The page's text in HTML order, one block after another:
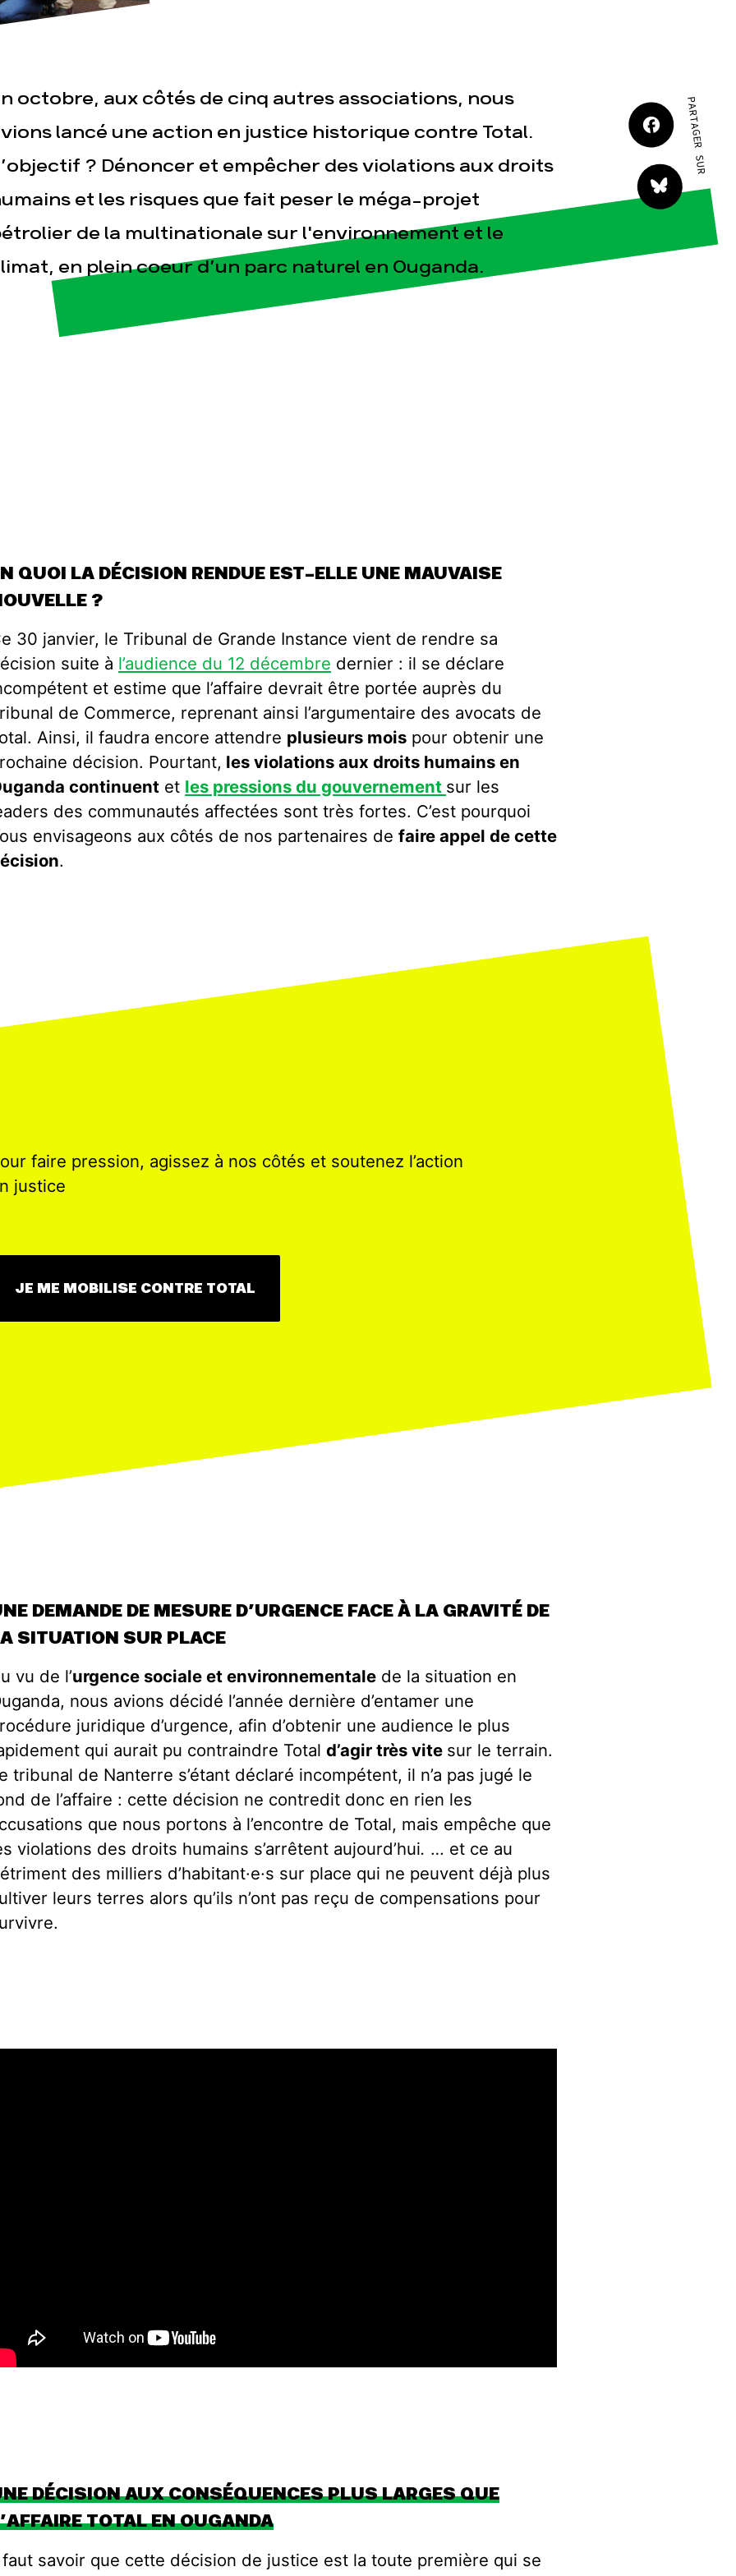
Publications Contact
octobre, aux côtés de cinq autres associations, nous
lancé une action en justice historique contre Total.
? Dénoncer et empêcher des violations aux droits
et les risques que fait peser le méga-projet
de la multinationale sur l'environnement et le
en plein coeur d’un parc naturel en Ouganda.
PARTAGER SUR
QUOI LA DÉCISION RENDUE EST-ELLE UNE MAUVAISE
?
30 janvier, le Tribunal de Grande Instance vient de rendre sa
suite à l’audience du 12 décembre dernier : il se déclare
et estime que l’affaire devrait être portée auprès du
de Commerce, reprenant ainsi l’argumentaire des avocats de
Ainsi, il faudra encore attendre plusieurs mois pour obtenir une
décision. Pourtant, les violations aux droits humains en
continuent et les pressions du gouvernement sur les
des communautés affectées sont très fortes. C’est pourquoi
envisageons aux côtés de nos partenaires defaire appel de cette
.
faire pression, agissez à nos côtés et soutenez l’action
justice
JE ME MOBILISE CONTRE TOTAL
DEMANDE DE MESURE D’URGENCE FACE À LA GRAVITÉ DE
SITUATION SUR PLACE
vu de l’urgence sociale et environnementale de la situation en
nous avions décidé l’année dernière d’entamer une
juridique d’urgence, afin d’obtenir une audience le plus
qui aurait pu contraindre Totald’agir très vite sur le terrain.
tribunal de Nanterre s’étant déclaré incompétent, il n’a pas jugé le
de l’affaire : cette décision ne contredit donc en rien les
que nous portons à l’encontre de Total, mais empêche que
violations des droits humains s’arrêtent aujourd’hui. … et ce au
des milliers d’habitant·e·s sur place qui ne peuvent déjà plus
leurs terres alors qu’ils n’ont pas reçu de compensations pour
DÉCISION AUX CONSÉQUENCES PLUS LARGES QUE
TOTAL EN OUGANDA
savoir que cette décision de justice est la toute première qui se